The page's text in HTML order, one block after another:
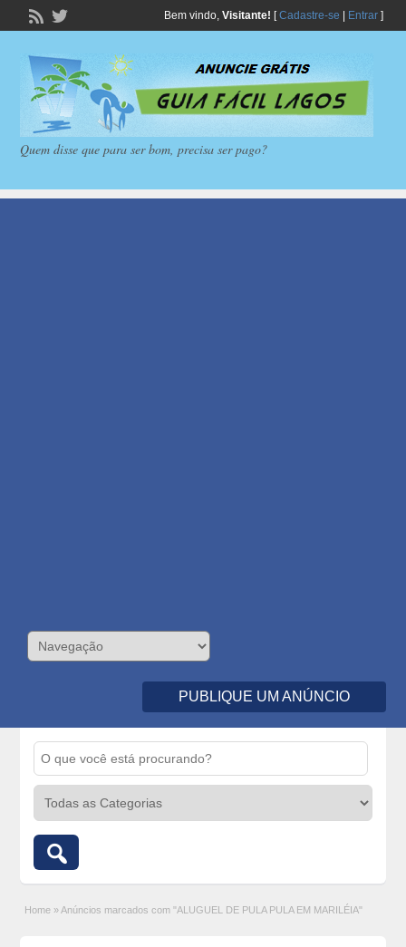
Bem vindo, Visitante! [Cadastre-se Entrar]
Quem disse que para ser bom, precisa ser pago?
PUBLIQUE UM ANÚNCIO
Home » Anúncios marcados com "ALUGUEL DE PULA PULA EM MARILÉIA"